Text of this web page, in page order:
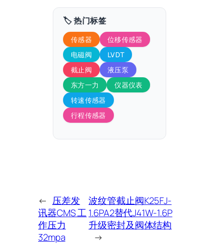
🏷️ 热门标签
传感器
位移传感器
电磁阀
LVDT
截止阀
液压泵
东方一力
仪器仪表
转速传感器
行程传感器
← 压差发
讯器CMS 工
作压力
32mpa
波纹管截止阀K25FJ-
1.6PA2替代J41W-1.6P
升级密封及阀体结构
→